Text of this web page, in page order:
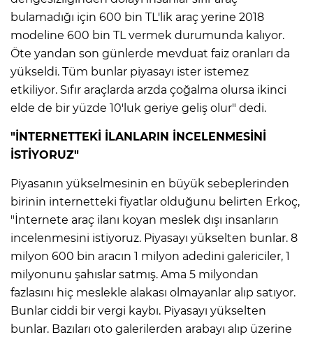
bulamadığı için 600 bin TL'lik araç yerine 2018
modeline 600 bin TL vermek durumunda kalıyor.
Öte yandan son günlerde mevduat faiz oranları da
yükseldi. Tüm bunlar piyasayı ister istemez
etkiliyor. Sıfır araçlarda arzda çoğalma olursa ikinci
elde de bir yüzde 10'luk geriye geliş olur" dedi.
"İNTERNETTEKİ İLANLARIN İNCELENMESİNİ
İSTİYORUZ"
Piyasanın yükselmesinin en büyük sebeplerinden
birinin internetteki fiyatlar olduğunu belirten Erkoç,
"İnternete araç ilanı koyan meslek dışı insanların
incelenmesini istiyoruz. Piyasayı yükselten bunlar. 8
milyon 600 bin aracın 1 milyon adedini galericiler, 1
milyonunu şahıslar satmış. Ama 5 milyondan
fazlasını hiç meslekle alakası olmayanlar alıp satıyor.
Bunlar ciddi bir vergi kaybı. Piyasayı yükselten
bunlar. Bazıları oto galerilerden arabayı alıp üzerine